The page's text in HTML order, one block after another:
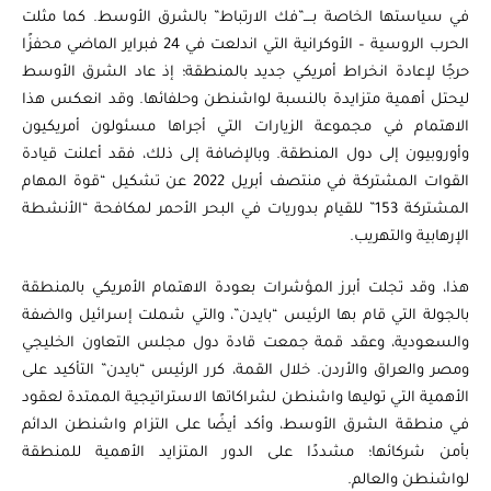
في سياستها الخاصة بــــ”فك الارتباط” بالشرق الأوسط. كما مثلت
الحرب الروسية – الأوكرانية التي اندلعت في 24 فبراير الماضي محفزًا
حرجًا لإعادة انخراط أمريكي جديد بالمنطقة؛ إذ عاد الشرق الأوسط
ليحتل أهمية متزايدة بالنسبة لواشنطن وحلفائها. وقد انعكس هذا
الاهتمام في مجموعة الزيارات التي أجراها مسئولون أمريكيون
وأوروبيون إلى دول المنطقة. وبالإضافة إلى ذلك، فقد أعلنت قيادة
القوات المشتركة في منتصف أبريل 2022 عن تشكيل “قوة المهام
المشتركة 153” للقيام بدوريات في البحر الأحمر لمكافحة “الأنشطة
الإرهابية والتهريب.
هذا، وقد تجلت أبرز المؤشرات بعودة الاهتمام الأمريكي بالمنطقة
بالجولة التي قام بها الرئيس “بايدن”، والتي شملت إسرائيل والضفة
والسعودية، وعقد قمة جمعت قادة دول مجلس التعاون الخليجي
ومصر والعراق والأردن. خلال القمة، كرر الرئيس “بايدن” التأكيد على
الأهمية التي توليها واشنطن لشراكاتها الاستراتيجية الممتدة لعقود
في منطقة الشرق الأوسط، وأكد أيضًا على التزام واشنطن الدائم
بأمن شركائها؛ مشددًا على الدور المتزايد الأهمية للمنطقة
لواشنطن والعالم.